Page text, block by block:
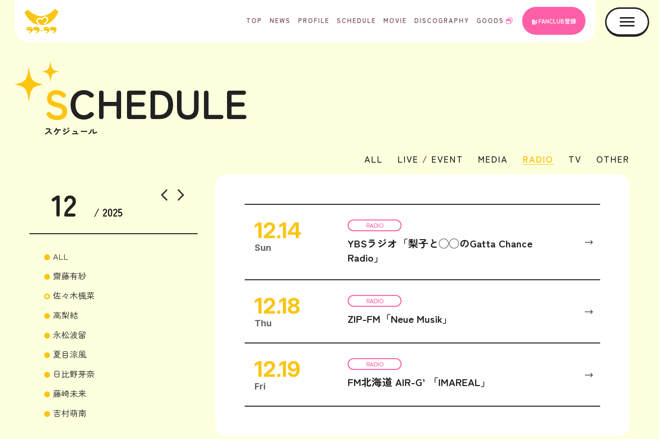
TOP NEWS PROFILE SCHEDULE MOVIE DISCOGRAPHY GOODS FANCLUB登録
SCHEDULE
スケジュール
ALL LIVE / EVENT MEDIA RADIO TV OTHER
12 / 2025
ALL
齋藤有紗
佐々木楓菜
高梨結
永松波留
夏目涼風
日比野芽奈
藤崎未来
吉村萌南
12.14
Sun
RADIO
YBSラジオ「梨子と◯◯のGatta Chance
Radio」
12.18
Thu
RADIO
ZIP-FM「Neue Musik」
12.19
Fri
RADIO
FM北海道 AIR-G’ 「IMAREAL」